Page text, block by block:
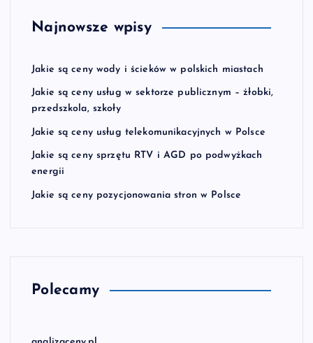
Najnowsze wpisy
Jakie są ceny wody i ścieków w polskich miastach
Jakie są ceny usług w sektorze publicznym – żłobki,
przedszkola, szkoły
Jakie są ceny usług telekomunikacyjnych w Polsce
Jakie są ceny sprzętu RTV i AGD po podwyżkach
energii
Jakie są ceny pozycjonowania stron w Polsce
Polecamy